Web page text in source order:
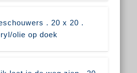
. 20 x 20 .
olie op doek